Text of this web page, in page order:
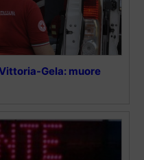
Gela: muore